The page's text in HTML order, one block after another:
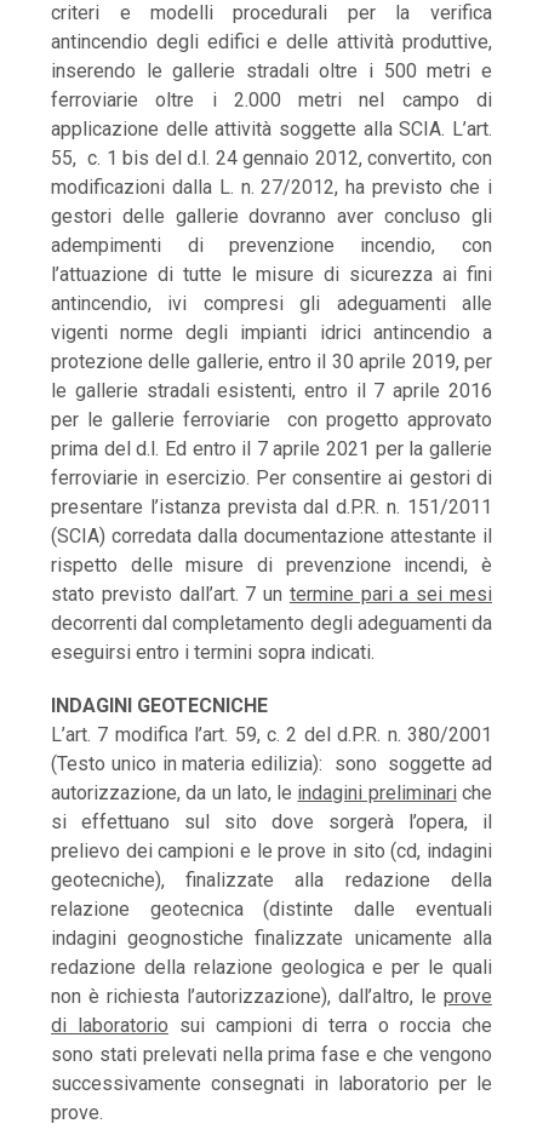
criteri e modelli procedurali per la verifica
antincendio degli edifici e delle attività produttive,
inserendo le gallerie stradali oltre i 500 metri e
ferroviarie oltre i 2.000 metri nel campo di
applicazione delle attività soggette alla SCIA. L’art.
55, c. 1 bis del d.l. 24 gennaio 2012, convertito, con
modificazioni dalla L. n. 27/2012, ha previsto che i
gestori delle gallerie dovranno aver concluso gli
adempimenti di prevenzione incendio, con
l’attuazione di tutte le misure di sicurezza ai fini
antincendio, ivi compresi gli adeguamenti alle
vigenti norme degli impianti idrici antincendio a
protezione delle gallerie, entro il 30 aprile 2019, per
le gallerie stradali esistenti, entro il 7 aprile 2016
per le gallerie ferroviarie con progetto approvato
prima del d.l. Ed entro il 7 aprile 2021 per la gallerie
ferroviarie in esercizio. Per consentire ai gestori di
presentare l’istanza prevista dal d.P.R. n. 151/2011
(SCIA) corredata dalla documentazione attestante il
rispetto delle misure di prevenzione incendi, è
stato previsto dall’art. 7 un termine pari a sei mesi
decorrenti dal completamento degli adeguamenti da
eseguirsi entro i termini sopra indicati.
INDAGINI GEOTECNICHE
L’art. 7 modifica l’art. 59, c. 2 del d.P.R. n. 380/2001
(Testo unico in materia edilizia): sono soggette ad
autorizzazione, da un lato, le indagini preliminariche
si effettuano sul sito dove sorgerà l’opera, il
prelievo dei campioni e le prove in sito (cd, indagini
geotecniche), finalizzate alla redazione della
relazione geotecnica (distinte dalle eventuali
indagini geognostiche finalizzate unicamente alla
redazione della relazione geologica e per le quali
non è richiesta l’autorizzazione), dall’altro, le prove
di laboratorio sui campioni di terra o roccia che
sono stati prelevati nella prima fase e che vengono
successivamente consegnati in laboratorio per le
prove.